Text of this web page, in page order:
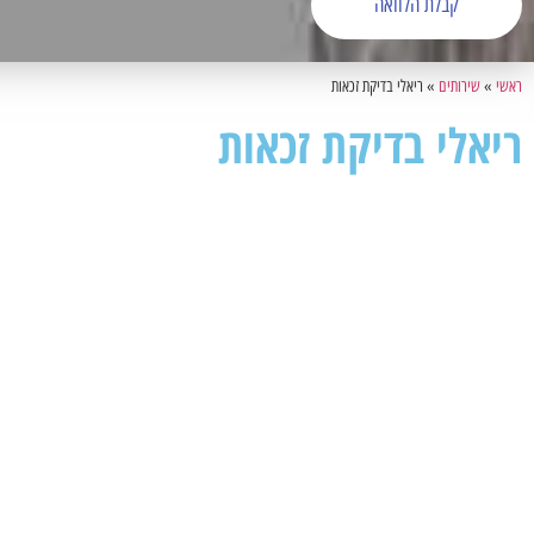
ראשי »שירותים » ריאלי בדיקת זכאות
ריאלי בדיקת זכאות